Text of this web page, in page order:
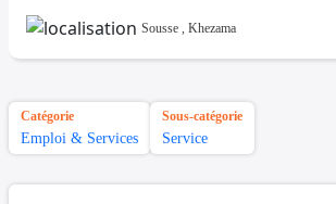
Sousse , Khezama
Catégorie
Emploi & Services
Sous-catégorie
Service